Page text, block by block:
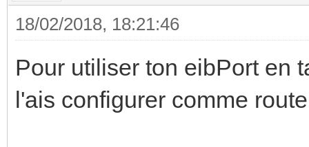
18/02/2018, 18:21:46
Pour utiliser ton eibPort en
l'ais configurer comme